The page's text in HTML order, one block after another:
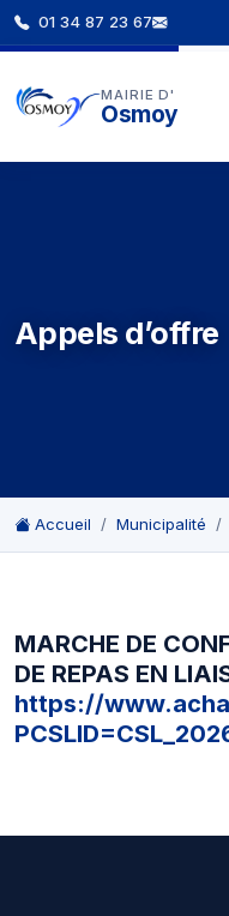
01 34 87 23 67
MAIRIE D'
Osmoy
Appels d’offre
Accueil Municipalité
MARCHE DE
DE REPAS EN
https://